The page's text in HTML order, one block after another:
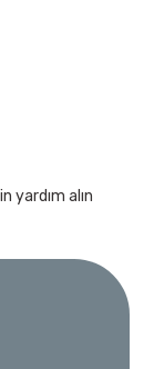
yardım alın